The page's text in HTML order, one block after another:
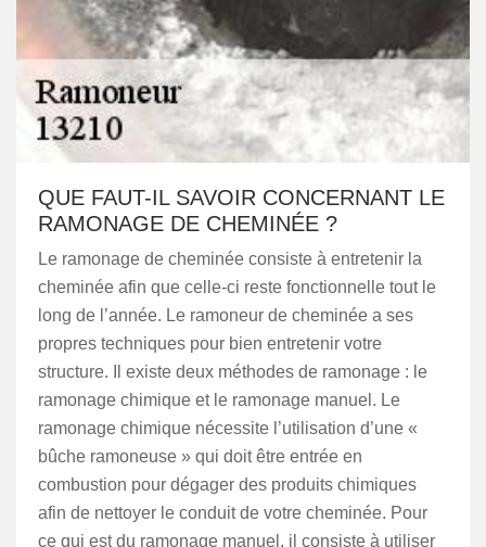
QUE FAUT-IL SAVOIR CONCERNANT LE
RAMONAGE DE CHEMINÉE ?
Le ramonage de cheminée consiste à entretenir la
cheminée afin que celle-ci reste fonctionnelle tout le
long de l’année. Le ramoneur de cheminée a ses
propres techniques pour bien entretenir votre
structure. Il existe deux méthodes de ramonage : le
ramonage chimique et le ramonage manuel. Le
ramonage chimique nécessite l’utilisation d’une «
bûche ramoneuse » qui doit être entrée en
combustion pour dégager des produits chimiques
afin de nettoyer le conduit de votre cheminée. Pour
ce qui est du ramonage manuel, il consiste à utiliser